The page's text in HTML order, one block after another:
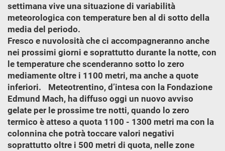
settimana vive una situazione di variabilità
meteorologica con temperature ben al di sotto della
media del periodo.
Fresco e nuvolosità che ci accompagneranno anche
nei prossimi giorni e soprattutto durante la notte, con
le temperature che scenderanno sotto lo zero
mediamente oltre i 1100 metri, ma anche a quote
inferiori. Meteotrentino, d’intesa con la Fondazione
Edmund Mach, ha diffuso oggi un nuovo avviso
gelate per le prossime tre notti, quando lo zero
termico è atteso a quota 1100 - 1300 metri ma con la
colonnina che potrà toccare valori negativi
soprattutto oltre i 500 metri di quota, nelle zone